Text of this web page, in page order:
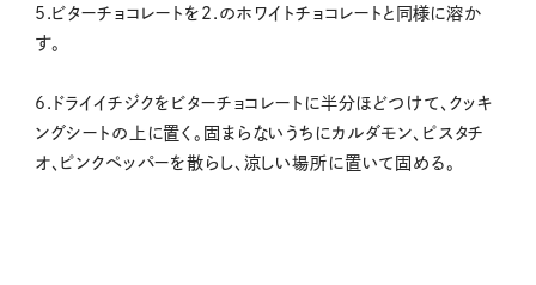
5.ビターチョコレートを2.のホワイトチョコレートと同様に溶か
す。
6.ドライイチジクをビターチョコレートに半分ほどつけて、クッキ
ングシートの上に置く。固まらないうちにカルダモン、ピスタチ
オ、ピンクペッパーを散らし、涼しい場所に置いて固める。